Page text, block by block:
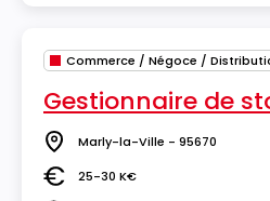
Commerce / Négoce /
Gestionnaire de
Lieu Marly-la-Ville - 95670
Salaire25-30 K€